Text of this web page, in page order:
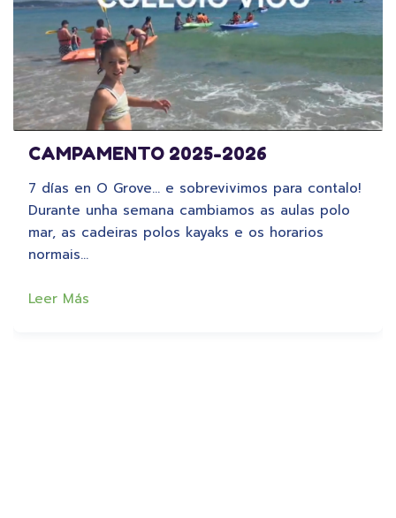
CAMPAMENTO 2025-2026
7 días en O Grove… e sobrevivimos para contalo!
Durante unha semana cambiamos as aulas polo
mar, as cadeiras polos kayaks e os horarios
normais…
Leer Más